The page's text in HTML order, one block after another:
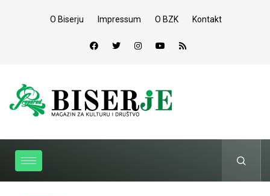
O Biserju Impressum O BZK Kontakt